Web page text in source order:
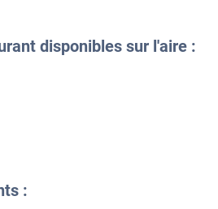
disponibles sur l'aire :
: